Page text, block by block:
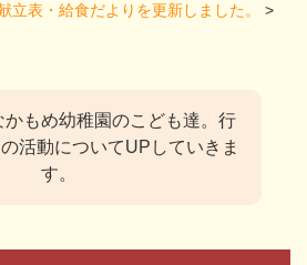
立表・給食だよりを更新しました。
>
もめ幼稚園のこども達。 行
活動についてUPしていきま
す。